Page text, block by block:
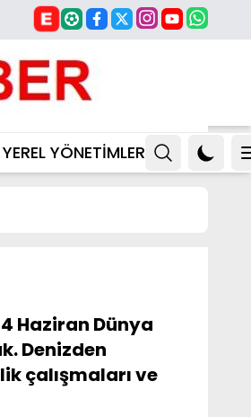
YEREL YÖNETİMLER
Haziran Dünya
Denizden
çalışmaları ve